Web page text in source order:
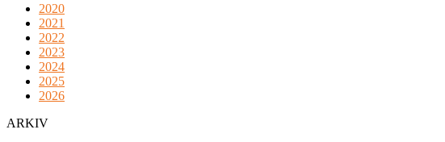
2020
2021
2022
2023
2024
2025
2026
ARKIV